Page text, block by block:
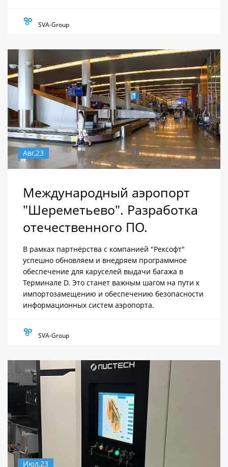
SVA-Group
Авг,23
Международный аэропорт
"Шереметьево". Разработка
отечественного ПО.
В рамках партнёрства с компанией "Рексофт"
успешно обновляем и внедряем программное
обеспечение для каруселей выдачи багажа в
Терминале D. Это станет важным шагом на пути к
импортозамещению и обеспечению безопасности
информационных систем аэропорта.
SVA-Group
Июл,23